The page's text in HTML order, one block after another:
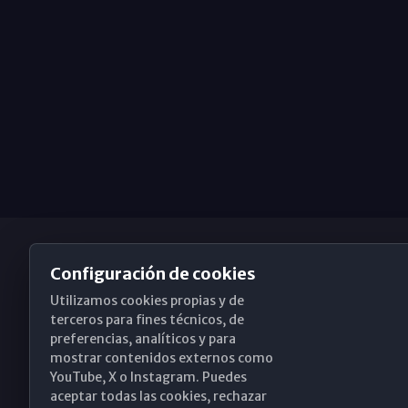
Obispado de Málaga
Santa María, 18-20. 29015 Málaga
Configuración de cookies
Utilizamos cookies propias y de
terceros para fines técnicos, de
preferencias, analíticos y para
mostrar contenidos externos como
YouTube, X o Instagram. Puedes
aceptar todas las cookies, rechazar